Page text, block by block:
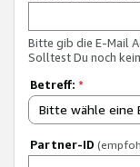
Bitte gib die E-Mail
Solltest Du noch
Betreff: *
Bitte wähle eine
Partner-ID